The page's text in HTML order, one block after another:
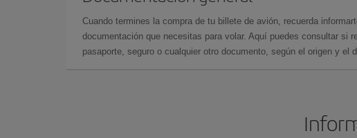
Cuando termines la compra de tu billete de avión, recuerda
documentación que necesitas para volar. Aquí puedes consultar si
pasaporte, seguro o cualquier otro documento, según el origen y el